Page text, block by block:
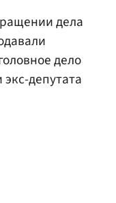
дела
дело
депутата